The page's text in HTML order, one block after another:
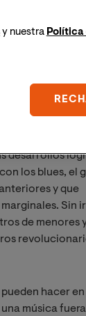
el jazz sobre la
moderna
de África y
es
desarrollos
los blues, el
y que
Sin
de menores
pueden hacer
música fuera
y nuestra